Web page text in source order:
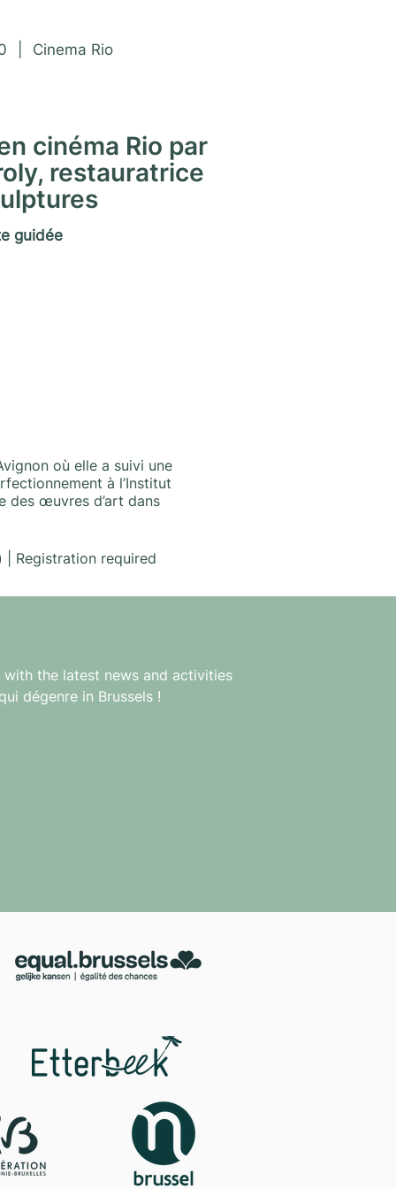
Cinema Rio
cinéma Rio par
restauratrice
guidée
où elle a suivi une
à l’Institut
des œuvres d’art dans
| Registration required
the latest news and activities
dégenre in Brussels !